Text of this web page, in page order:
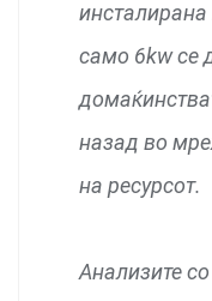
само 6kw се
назад во
на ресурсот.
Анализите